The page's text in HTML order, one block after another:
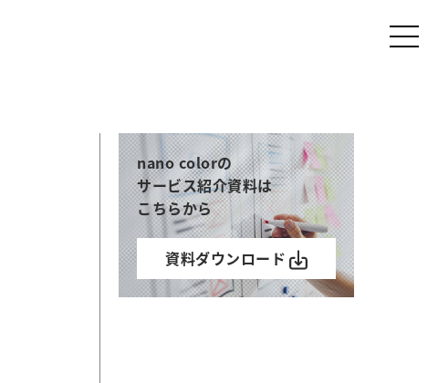
nano colorの
サービス紹介資料は
こちらから
資料ダウンロード